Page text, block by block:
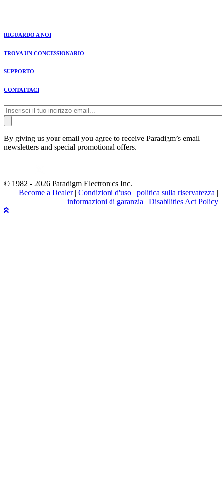
RIGUARDO A NOI
TROVA UN CONCESSIONARIO
SUPPORTO
CONTATTACI
By giving us your email you agree to receive Paradigm’s email
newsletters and special promotional offers.
© 1982 - 2026 Paradigm Electronics Inc.
Become a Dealer| Condizioni d'uso | politica sulla riservatezza |
informazioni di garanzia | Disabilities Act Policy